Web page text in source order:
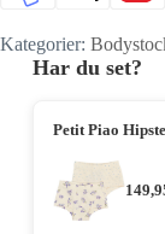
Kategorier:
Har du set?
Petit Piao